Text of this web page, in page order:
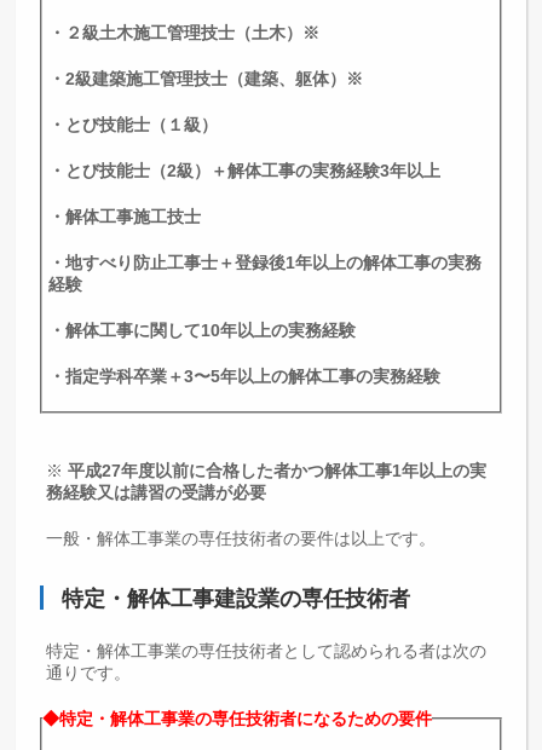
・２級土木施工管理技士（土木）※
・2級建築施工管理技士（建築、躯体）※
・とび技能士（１級）
・とび技能士（2級）＋解体工事の実務経験3年以上
・解体工事施工技士
・地すべり防止工事士＋登録後1年以上の解体工事の実務
経験
・解体工事に関して10年以上の実務経験
・指定学科卒業＋3〜5年以上の解体工事の実務経験
※平成27年度以前に合格した者かつ解体工事1年以上の実
務経験又は講習の受講が必要
一般・解体工事業の専任技術者の要件は以上です。
特定・解体工事建設業の専任技術者
特定・解体工事業の専任技術者として認められる者は次の
通りです。
◆特定・解体工事業の専任技術者になるための要件